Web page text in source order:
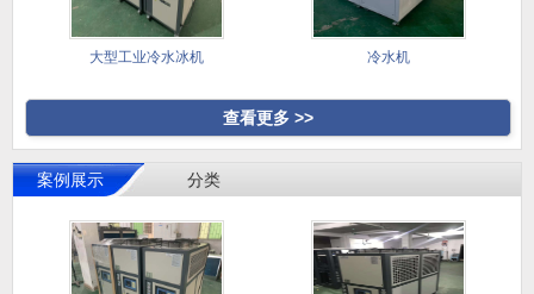
大型工业冷水冰机 冷水机
查看更多 >>
案例展示 分类